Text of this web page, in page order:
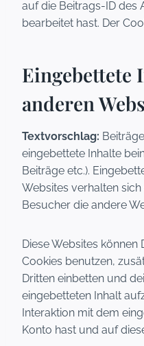
auf die Beitrags-ID des
bearbeitet hast. Der
Eingebettete
anderen
Textvorschlag:
eingebettete Inhalte
Beiträge etc.).
Websites verhalten
Besucher die andere
Diese Websites
Cookies benutzen,
Dritten einbetten und
eingebetteten Inhalt
Interaktion mit dem
Konto hast und auf